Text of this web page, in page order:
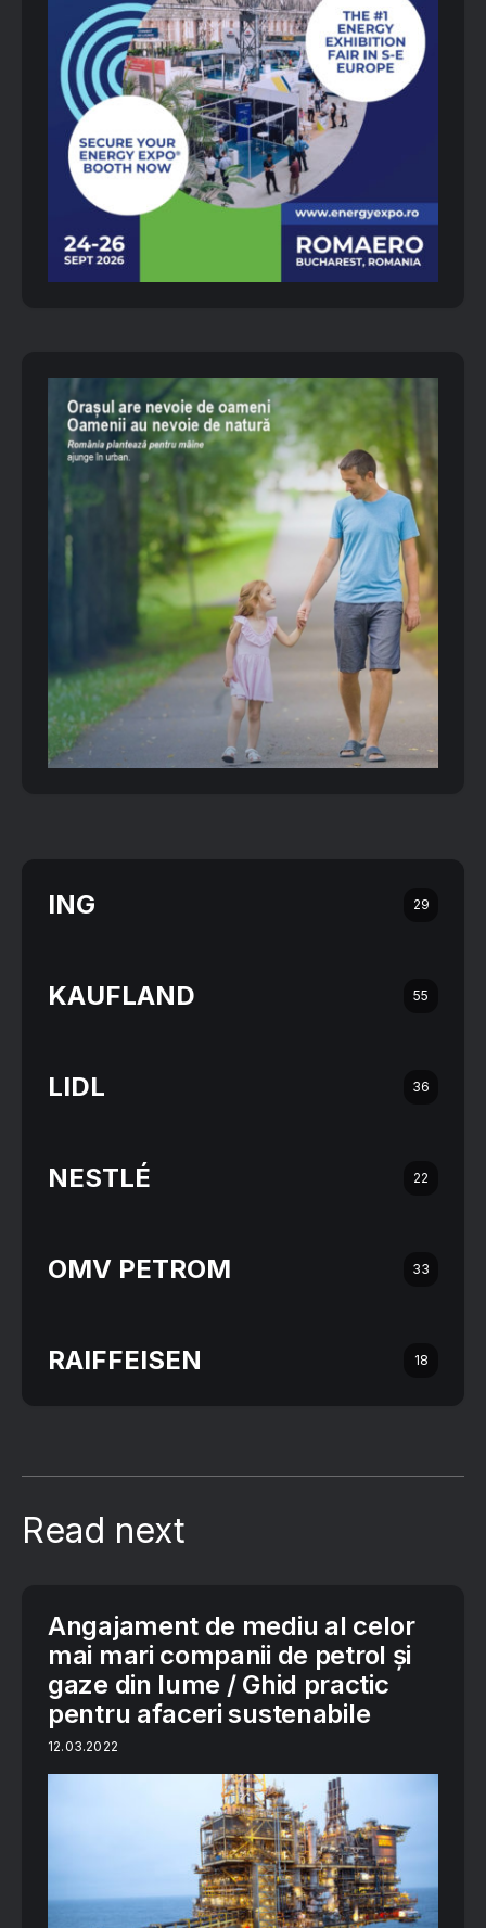
ING 29
KAUFLAND 55
LIDL 36
NESTLÉ 22
OMV PETROM 33
RAIFFEISEN 18
Read next
Angajament de mediu al celor
mai mari companii de petrol și
gaze din lume / Ghid practic
pentru afaceri sustenabile
12.03.2022